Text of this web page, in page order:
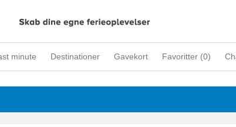
minute Destinationer Gavekort Favoritter (0)